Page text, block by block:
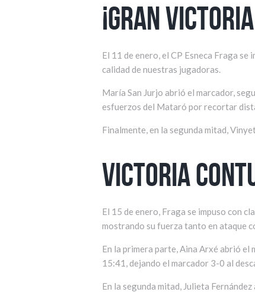
¡Gran
El 11 de enero, el CP Esneca Fraga
calidad de nuestras jugadoras.
María San Jurjo abrió el marcador,
esfuerzos del Mataró por recortar
Finalmente, en la segunda mitad,
Victoria
El 15 de enero, Fraga se impuso con
mostrando su fuerza tanto en ataque
En la primera parte, Aina Arxé abrió
15:41, dejando el marcador 3-0 al
En la segunda mitad, Julieta